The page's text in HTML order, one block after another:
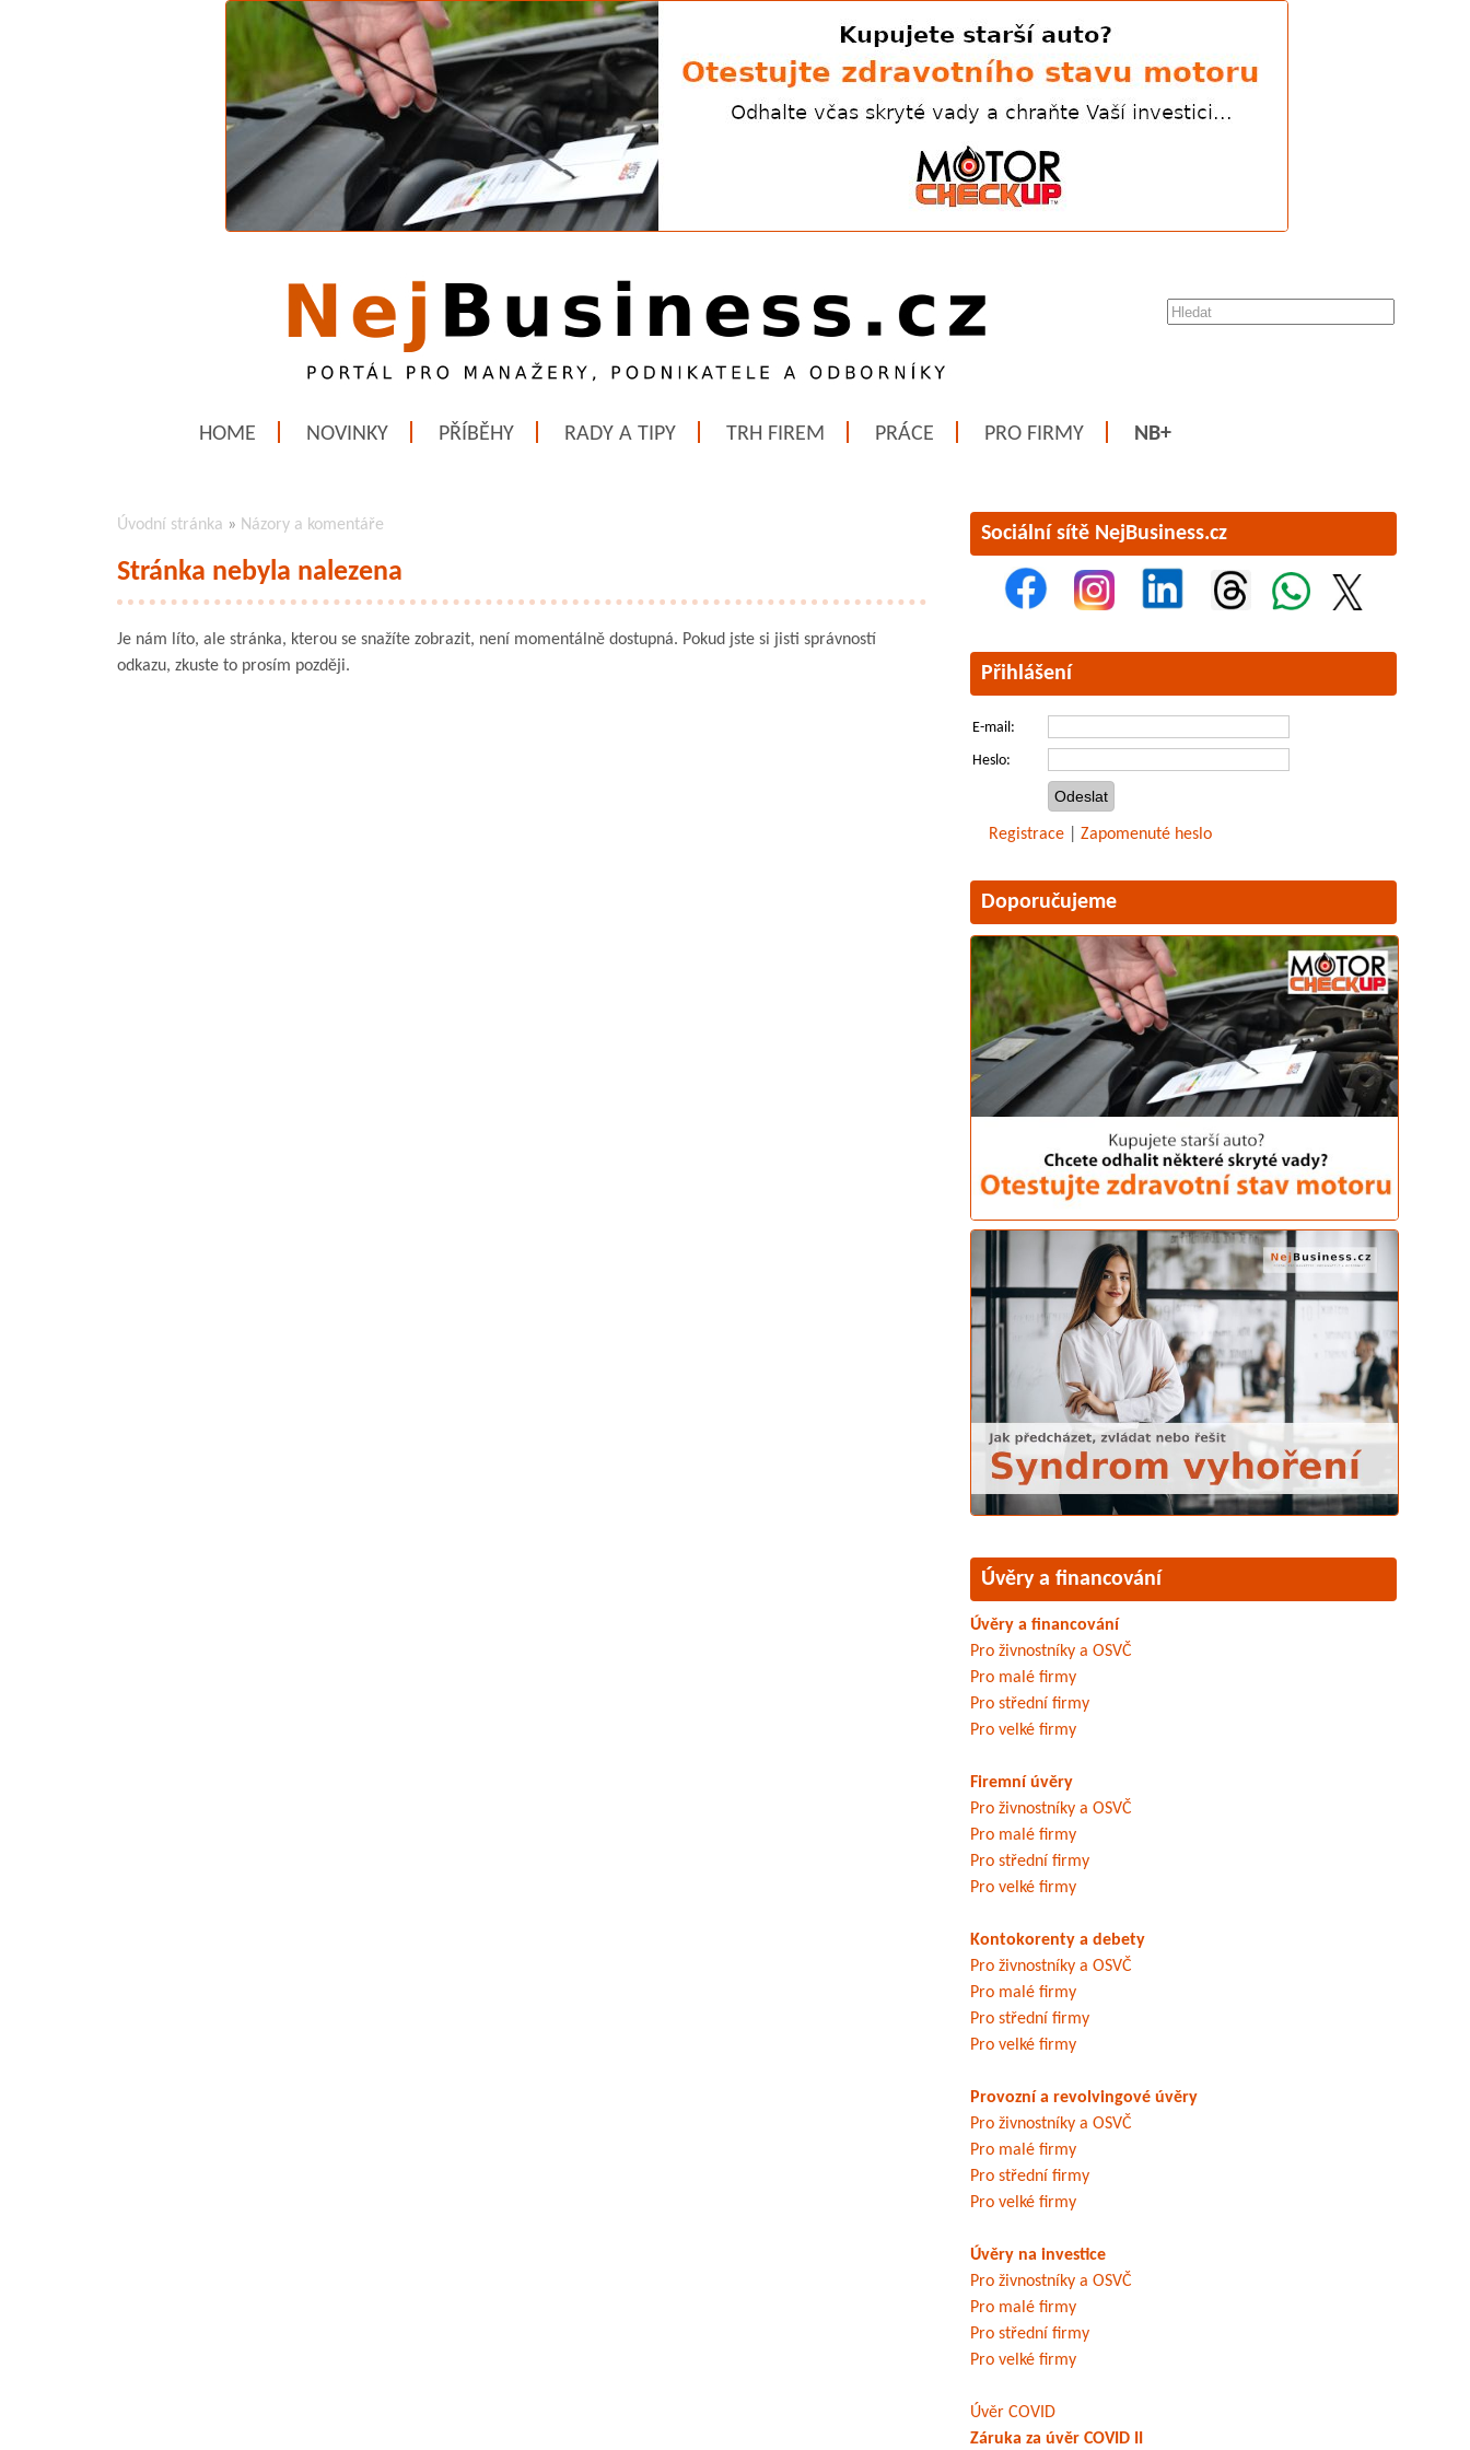
HOME NOVINKY PŘÍBĚHY RADY A TIPY TRH FIREM PRÁCE PRO FIRMY NB+
Úvodní stránka » Názory a komentáře
Stránka nebyla nalezena
Je nám líto, ale stránka, kterou se snažíte zobrazit, není momentálně dostupná. Pokud jste si jisti správností
odkazu, zkuste to prosím později.
Sociální sítě NejBusiness.cz
Přihlášení
E-mail:
Heslo:
Registrace Zapomenuté heslo
Doporučujeme
Úvěry a financování
Úvěry a financování
Pro živnostníky a OSVČ
Pro malé firmy
Pro střední firmy
Pro velké firmy
Firemní úvěry
Pro živnostníky a OSVČ
Pro malé firmy
Pro střední firmy
Pro velké firmy
Kontokorenty a debety
Pro živnostníky a OSVČ
Pro malé firmy
Pro střední firmy
Pro velké firmy
Provozní a revolvingové úvěry
Pro živnostníky a OSVČ
Pro malé firmy
Pro střední firmy
Pro velké firmy
Úvěry na investice
Pro živnostníky a OSVČ
Pro malé firmy
Pro střední firmy
Pro velké firmy
Úvěr COVID
Záruka za úvěr COVID II